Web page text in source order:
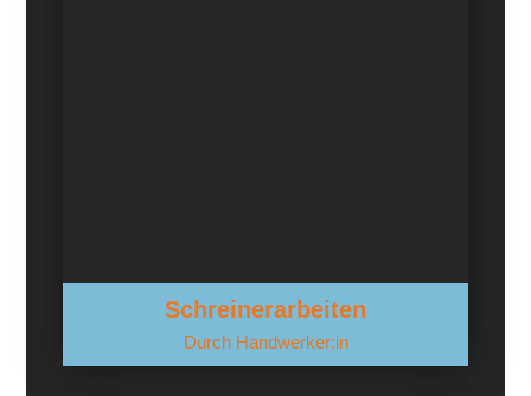
Schreinerarbeiten
Durch Handwerker:in